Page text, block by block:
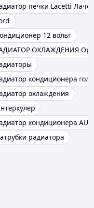
печки Lacetti
12 вольт
ОХЛАЖДЕНИЯ
кондиционера
охлаждения
кондиционера
радиатора